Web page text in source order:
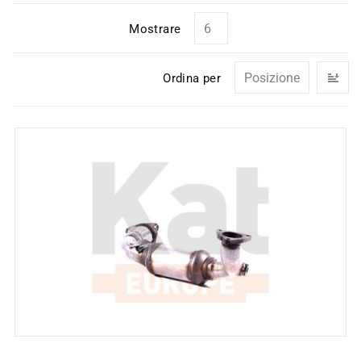
Mostrare
Ordina per